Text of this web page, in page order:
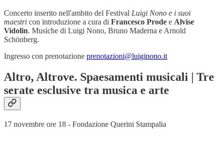
Concerto inserito nell'ambito del Festival Luigi Nono e i suoi
maestri con introduzione a cura di Francesco Prode e Alvise
Vidolin. Musiche di Luigi Nono, Bruno Maderna e Arnold
Schönberg.
Ingresso con prenotazione prenotazioni@luiginono.it
Altro, Altrove. Spaesamenti musicali | Tre
serate esclusive tra musica e arte
17 novembre ore 18 - Fondazione Querini Stampalia